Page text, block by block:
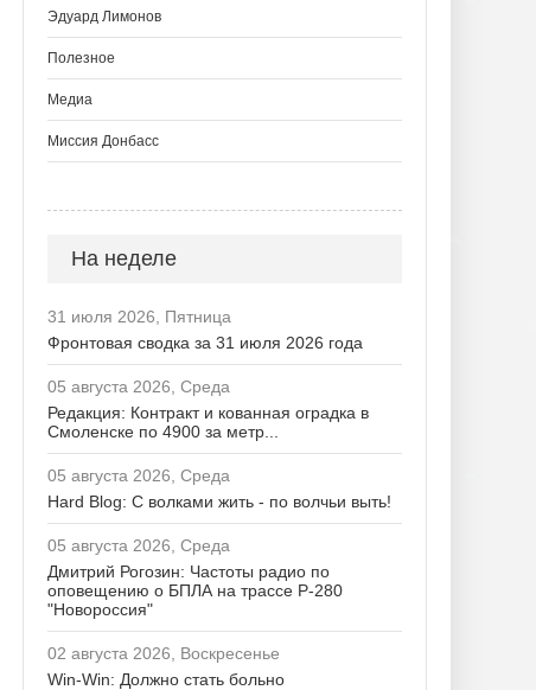
Эдуард Лимонов
Полезное
Медиа
Миссия Донбасс
На неделе
31 июля 2026, Пятница
Фронтовая сводка за 31 июля 2026 года
05 августа 2026, Среда
Редакция: Контракт и кованная оградка в
Смоленске по 4900 за метр...
05 августа 2026, Среда
Hard Blog: С волками жить - по волчьи выть!
05 августа 2026, Среда
Дмитрий Рогозин: Частоты радио по
оповещению о БПЛА на трассе Р-280
"Новороссия"
02 августа 2026, Воскресенье
Win-Win: Должно стать больно